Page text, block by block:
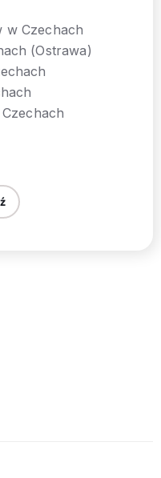
w Czechach
(Ostrawa)
Czechach